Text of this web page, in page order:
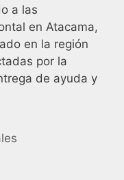
a las
en Atacama,
en la región
por la
de ayuda y